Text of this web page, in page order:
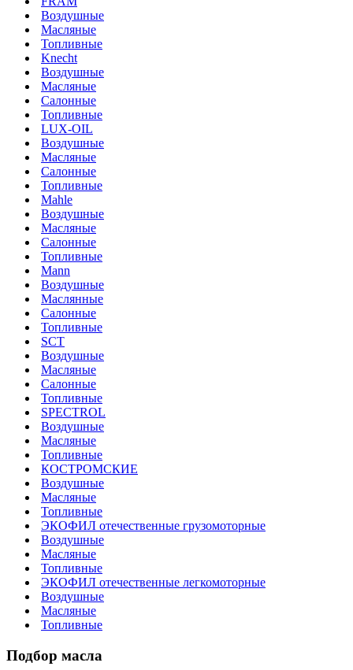
Воздушные
Масляные
Топливные
Knecht
Воздушные
Масляные
Салонные
Топливные
LUX-OIL
Воздушные
Масляные
Салонные
Топливные
Mahle
Воздушные
Масляные
Салонные
Топливные
Mann
Воздушные
Маслянные
Салонные
Топливные
SCT
Воздушные
Масляные
Салонные
Топливные
SPECTROL
Воздушные
Масляные
Топливные
КОСТРОМСКИЕ
Воздушные
Масляные
Топливные
ЭКОФИЛ отечественные грузомоторные
Воздушные
Масляные
Топливные
ЭКОФИЛ отечественные легкомоторные
Воздушные
Масляные
Топливные
Подбор масла